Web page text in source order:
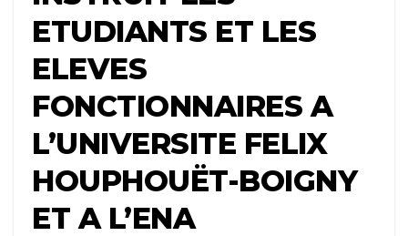
ETUDIANTS ET LES
ELEVES
FONCTIONNAIRES A
L’UNIVERSITE FELIX
HOUPHOUËT-BOIGNY
ET A L’ENA